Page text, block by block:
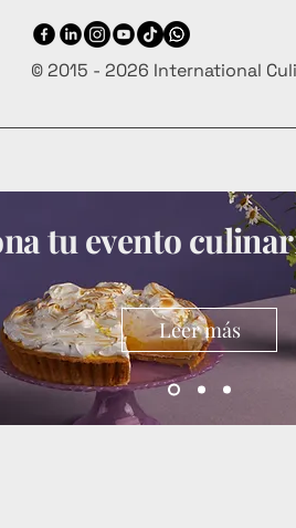
© 2015 - 2026 International
tu evento
Leer más